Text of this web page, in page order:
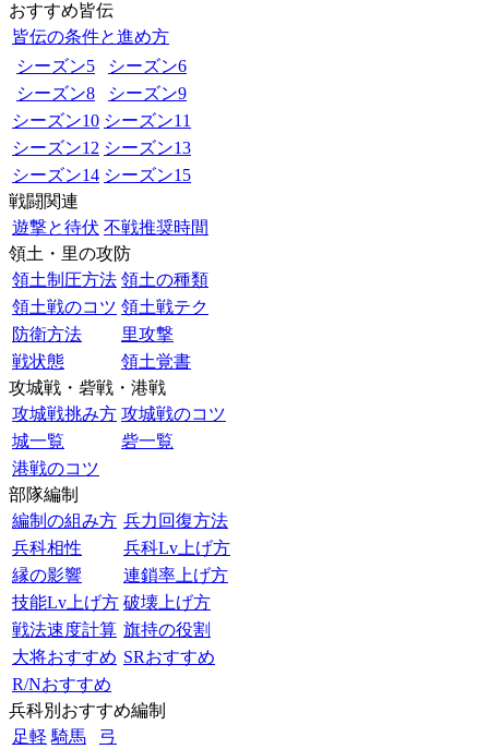
おすすめ皆伝
皆伝の条件と進め方
シーズン5
シーズン6
シーズン8
シーズン9
シーズン10 シーズン11
シーズン12 シーズン13
シーズン14 シーズン15
戦闘関連
遊撃と待伏 不戦推奨時間
領土・里の攻防
領土制圧方法 領土の種類
領土戦のコツ 領土戦テク
防衛方法
里攻撃
戦状態
領土覚書
攻城戦・砦戦・港戦
攻城戦挑み方 攻城戦のコツ
城一覧
砦一覧
港戦のコツ
部隊編制
編制の組み方 兵力回復方法
兵科相性
兵科Lv上げ方
縁の影響
連鎖率上げ方
技能Lv上げ方 破壊上げ方
戦法速度計算 旗持の役割
大将おすすめ SRおすすめ
R/Nおすすめ
兵科別おすすめ編制
足軽 騎馬 弓